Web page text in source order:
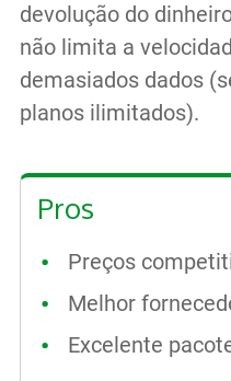
devolução do
não limita a
demasiados dados
planos ilimitados).
Pros
Preços
Melhor
Excelente